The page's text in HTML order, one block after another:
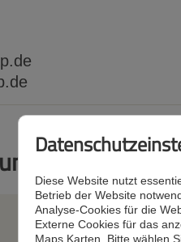
143 m
selfHOST
Diese Website nutzt
Betrieb der Website
Analyse-Cookies für die
Externe Cookies für das
Maps Karten. Bitte wählen